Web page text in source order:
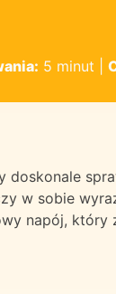
5 minut
w sobie
napój, który